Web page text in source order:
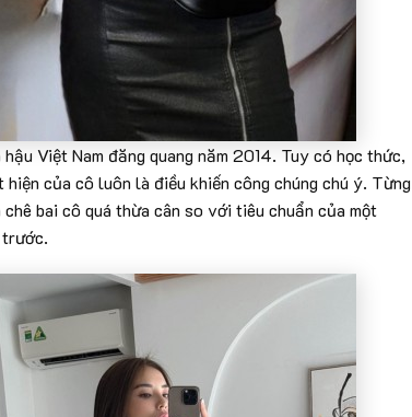
Việt Nam đăng quang năm 2014. Tuy có học thức,
của cô luôn là điều khiến công chúng chú ý. Từng
bai cô quá thừa cân so với tiêu chuẩn của một
trước.